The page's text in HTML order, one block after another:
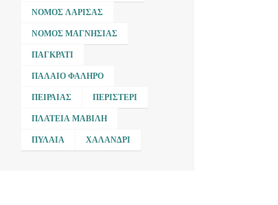
ΝΟΜΌΣ ΛΆΡΙΣΑΣ
ΝΟΜΌΣ ΜΑΓΝΗΣΊΑΣ
ΠΑΓΚΡΆΤΙ
ΠΑΛΑΙΌ ΦΆΛΗΡΟ
ΠΕΙΡΑΙΆΣ ΠΕΡΙΣΤΈΡΙ
ΠΛΑΤΕΊΑ ΜΑΒΊΛΗ
ΠΥΛΑΊΑ ΧΑΛΆΝΔΡΙ